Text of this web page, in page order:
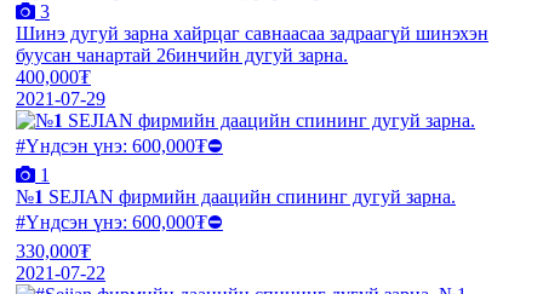
3
Шинэ дугуй зарна хайрцаг савнаасаа задраагүй шинэхэн
буусан чанартай 26инчийн дугуй зарна.
400,000₮
2021-07-29
1
№𝟏 SEJIAN фирмийн даацийн спининг дугуй зарна.
#Үндсэн үнэ: 600,000₮⛔️
330,000₮
2021-07-22